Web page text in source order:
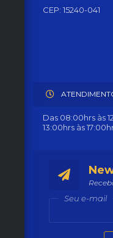
CEP: 15240-041
Das 08:00hrs às
13:00hrs às
Seu e-mail